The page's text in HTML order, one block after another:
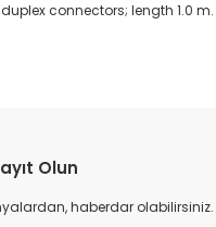
connectors; length 1.0 m.
Olun
haberdar olabilirsiniz.